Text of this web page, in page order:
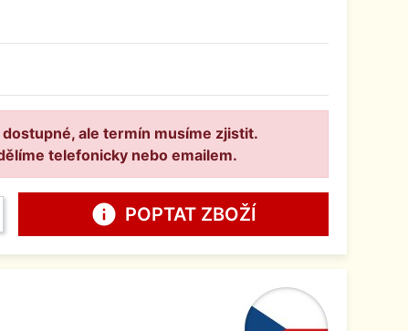
ale termín musíme zjistit.
telefonicky nebo emailem.
info POPTAT ZBOŽÍ